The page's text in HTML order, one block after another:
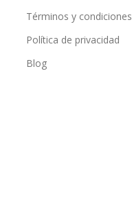
Términos y condiciones
Política de privacidad
Blog